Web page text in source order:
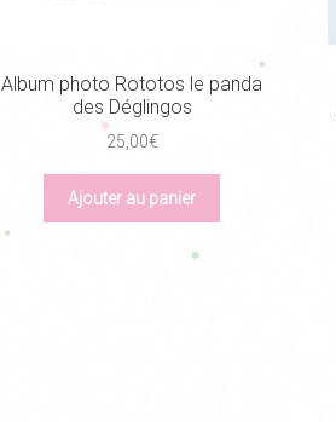
Album photo Rototos le panda
des Déglingos
25,00€
Ajouter au panier